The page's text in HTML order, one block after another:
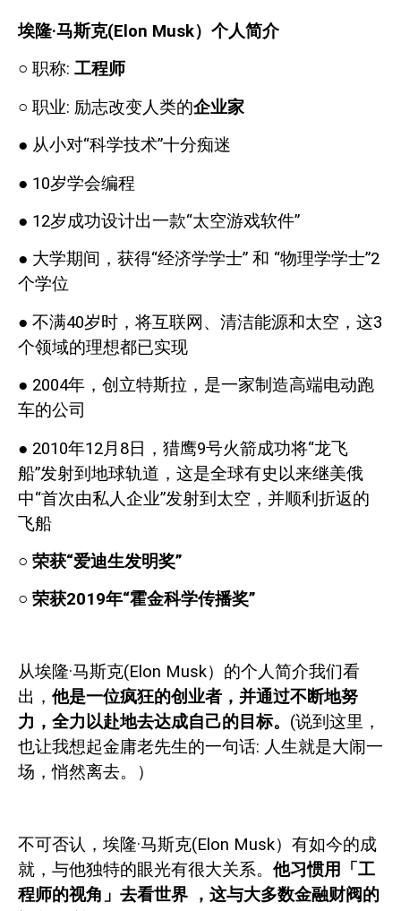
埃隆·马斯克(Elon Musk）个人简介
○ 职称: 工程师
○ 职业: 励志改变人类的企业家
● 从小对“科学技术”十分痴迷
● 10岁学会编程
● 12岁成功设计出一款“太空游戏软件”
● 大学期间，获得“经济学学士” 和 “物理学学士”2
个学位
● 不满40岁时，将互联网、清洁能源和太空，这3
个领域的理想都已实现
● 2004年，创立特斯拉，是一家制造高端电动跑
车的公司
● 2010年12月 8日，猎鹰9号火箭成功将“龙飞
船”发射到地球轨道，这是全球有史以来继美俄
中“首次由私人企业”发射到太空，并顺利折返的
飞船
○ 荣获“爱迪生发明奖”
○ 荣获2019年“霍金科学传播奖”
从埃隆·马斯克(Elon Musk）的个人简介我们看
出， 他是一位疯狂的创业者，并通过不断地努
力，全力以赴地去达成自己的目标。 (说到这里，
也让我想起金庸老先生的一句话: 人生就是大闹一
场，悄然离去。）
不可否认，埃隆·马斯克(Elon Musk）有如今的成
就，与他独特的眼光有很大关系。 他习惯用「工
程师的视角」去看世界 ，这与大多数金融财阀的